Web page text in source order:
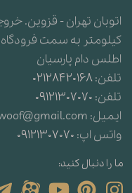
کیلومتر به سمت
اطلس دام پارسیان
تلفن:02128420168
تلفن: 09121307070
ایمیل:
واتس اپ: 09121307070
ما را دنبال کنید: